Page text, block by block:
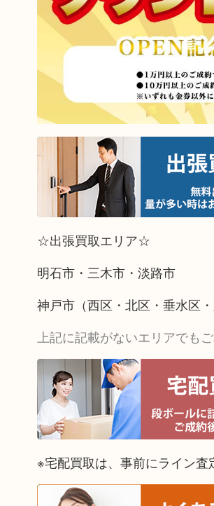
☆出張買取エリア☆
明石市・三木市・淡路市
神戸市（西区・北区・垂水区・
上記に記載がないエリアでも
※宅配買取は、事前にライン査